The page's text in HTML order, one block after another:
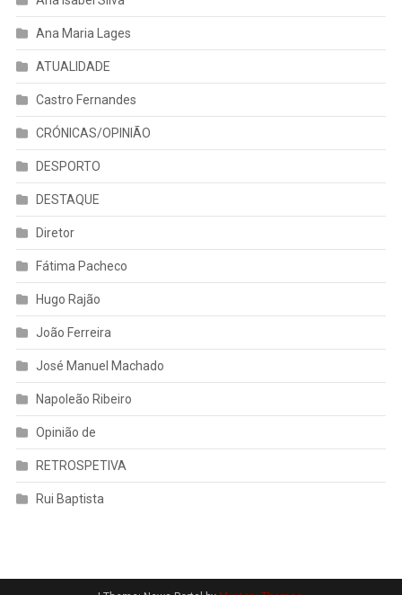
Ana Maria Lages
ATUALIDADE
Castro Fernandes
CRÓNICAS/OPINIÃO
DESPORTO
DESTAQUE
Diretor
Fátima Pacheco
Hugo Rajão
João Ferreira
José Manuel Machado
Napoleão Ribeiro
Opinião de
RETROSPETIVA
Rui Baptista